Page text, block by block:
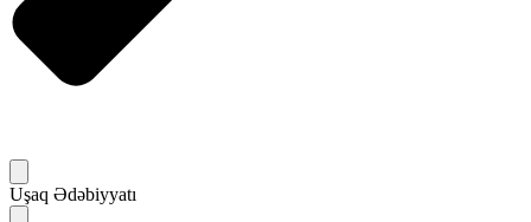
Uşaq Ədəbiyyatı